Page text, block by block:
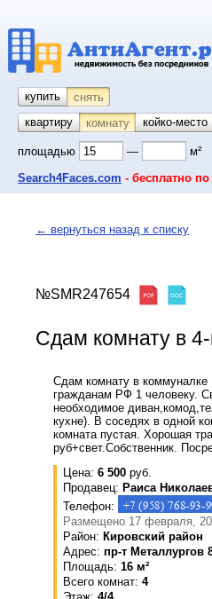
купить снять
квартиру
комнату койко-место
площадью — м²
Search4Faces.com - бесплатно
← вернуться назад к списку
№SMR247654
Сдам комнату в
Сдам комнату в
гражданам РФ 1 человеку.
необходимое
кухне). В соседях в одной
комната пустая. Хорошая
руб+свет.Собственник.
Цена: 6 500 руб.
Продавец: Раиса
Телефон:
Размещено 17 февраля,
Район: Кировский район
Адрес: пр-т Металлургов
Площадь: 16 м²
Всего комнат: 4